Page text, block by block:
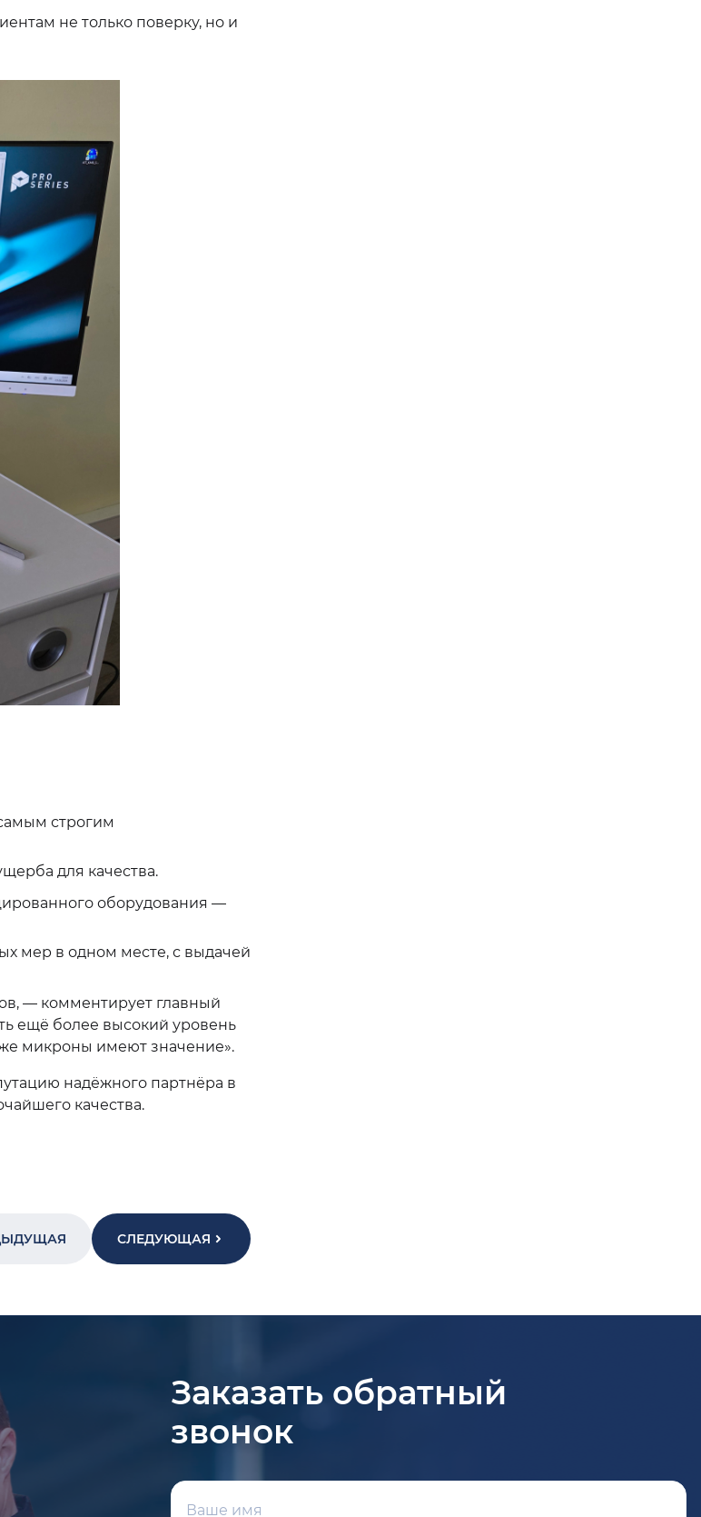
не только поверку, но и
строгим
для качества.
оборудования —
мер в одном месте, с выдачей
— комментирует главный
ещё более высокий уровень
микроны имеют значение».
надёжного партнёра в
качества.
СЛЕДУЮЩАЯ
Заказать обратный
звонок